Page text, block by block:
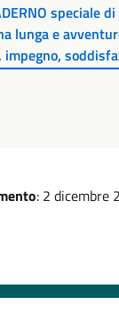
speciale
lunga e
impegno,
: 2 dicembre